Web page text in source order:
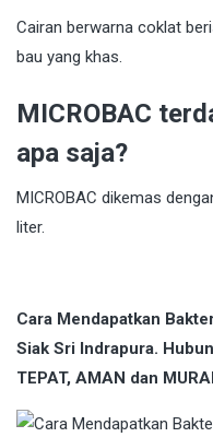
Cairan berwarna coklat
bau yang khas.
MICROBAC
apa saja?
MICROBAC dikemas
liter.
Cara Mendapatkan
Siak Sri Indrapura.
TEPAT, AMAN dan